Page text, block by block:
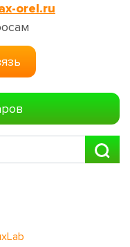
orel.ru